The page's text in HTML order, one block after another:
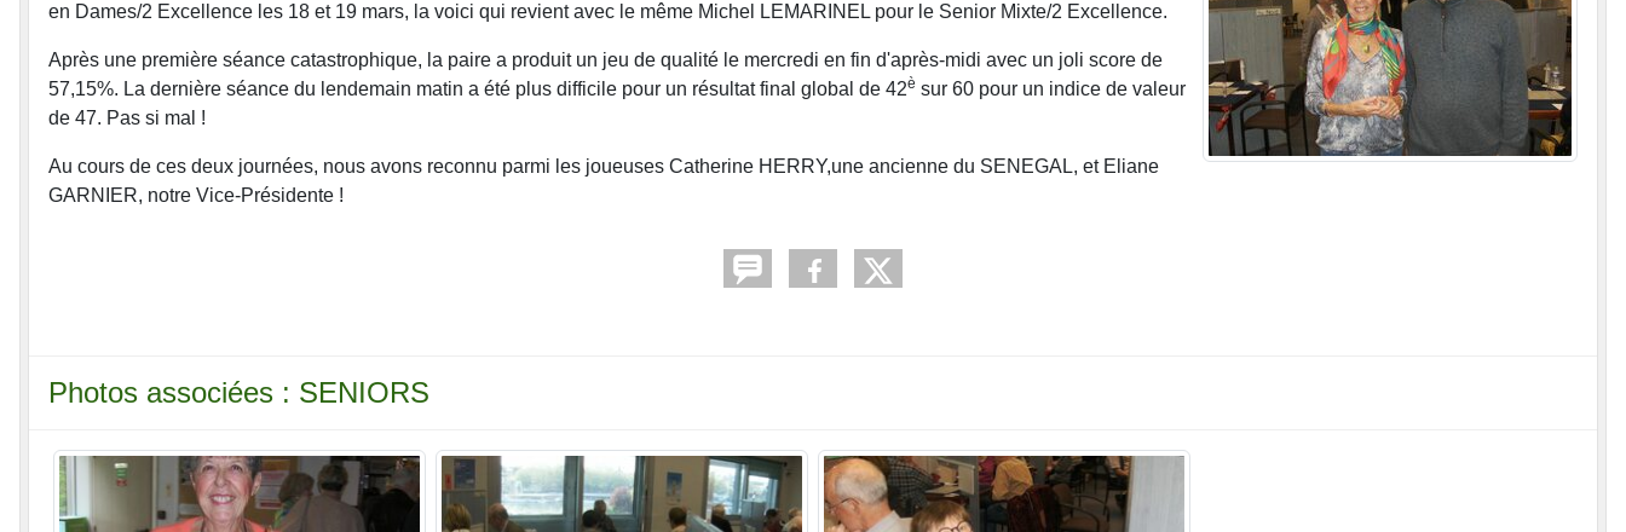
en Dames/2 Excellence les 18 et 19 mars, la voici qui revient avec le même Michel LEMARINEL pour le Senior Mixte/2 Excellence.
Après une première séance catastrophique, la paire a produit un jeu de qualité le mercredi en fin d'après-midi avec un joli score de
57,15%. La dernière séance du lendemain matin a été plus difficile pour un résultat final global de 42è sur 60 pour un indice de valeur
de 47. Pas si mal !
Au cours de ces deux journées, nous avons reconnu parmi les joueuses Catherine HERRY,une ancienne du SENEGAL, et Eliane
GARNIER, notre Vice-Présidente !
Photos associées : SENIORS